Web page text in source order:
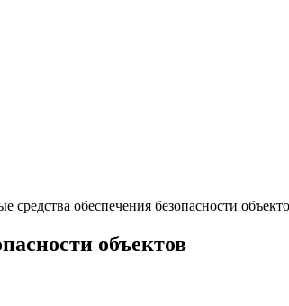
средства обеспечения безопасности
объектов